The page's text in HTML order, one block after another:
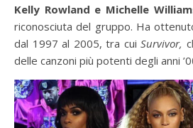
Kelly Rowland e Michelle
riconosciuta del gruppo. Ha
dal 1997 al 2005, tra cui Survivor,
delle canzoni più potenti degli anni